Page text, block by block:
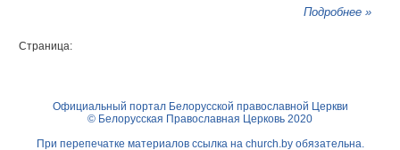
Подробнее »
Страница:
Официальный портал Белорусской православной Церкви
© Белорусская Православная Церковь 2020
При перепечатке материалов ссылка на church.byобязательна.